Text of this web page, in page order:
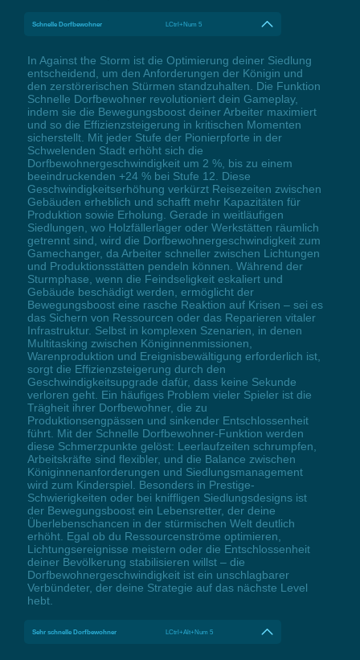
Schnelle Dorfbewohner LCtrl+Num 5
In Against the Storm ist die Optimierung deiner Siedlung
entscheidend, um den Anforderungen der Königin und
den zerstörerischen Stürmen standzuhalten. Die Funktion
Schnelle Dorfbewohner revolutioniert dein Gameplay,
indem sie die Bewegungsboost deiner Arbeiter maximiert
und so die Effizienzsteigerung in kritischen Momenten
sicherstellt. Mit jeder Stufe der Pionierpforte in der
Schwelenden Stadt erhöht sich die
Dorfbewohnergeschwindigkeit um 2 %, bis zu einem
beeindruckenden +24 % bei Stufe 12. Diese
Geschwindigkeitserhöhung verkürzt Reisezeiten zwischen
Gebäuden erheblich und schafft mehr Kapazitäten für
Produktion sowie Erholung. Gerade in weitläufigen
Siedlungen, wo Holzfällerlager oder Werkstätten räumlich
getrennt sind, wird die Dorfbewohnergeschwindigkeit zum
Gamechanger, da Arbeiter schneller zwischen Lichtungen
und Produktionsstätten pendeln können. Während der
Sturmphase, wenn die Feindseligkeit eskaliert und
Gebäude beschädigt werden, ermöglicht der
Bewegungsboost eine rasche Reaktion auf Krisen – sei es
das Sichern von Ressourcen oder das Reparieren vitaler
Infrastruktur. Selbst in komplexen Szenarien, in denen
Multitasking zwischen Königinnenmissionen,
Warenproduktion und Ereignisbewältigung erforderlich ist,
sorgt die Effizienzsteigerung durch den
Geschwindigkeitsupgrade dafür, dass keine Sekunde
verloren geht. Ein häufiges Problem vieler Spieler ist die
Trägheit ihrer Dorfbewohner, die zu
Produktionsengpässen und sinkender Entschlossenheit
führt. Mit der Schnelle Dorfbewohner-Funktion werden
diese Schmerzpunkte gelöst: Leerlaufzeiten schrumpfen,
Arbeitskräfte sind flexibler, und die Balance zwischen
Königinnenanforderungen und Siedlungsmanagement
wird zum Kinderspiel. Besonders in Prestige-
Schwierigkeiten oder bei kniffligen Siedlungsdesigns ist
der Bewegungsboost ein Lebensretter, der deine
Überlebenschancen in der stürmischen Welt deutlich
erhöht. Egal ob du Ressourcenströme optimieren,
Lichtungsereignisse meistern oder die Entschlossenheit
deiner Bevölkerung stabilisieren willst – die
Dorfbewohnergeschwindigkeit ist ein unschlagbarer
Verbündeter, der deine Strategie auf das nächste Level
hebt.
Sehr schnelle Dorfbewohner LCtrl+Alt+Num 5